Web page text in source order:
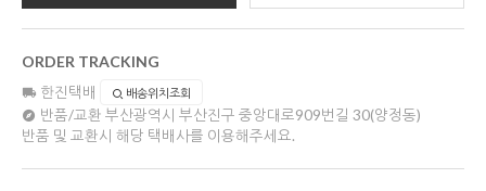
ORDER TRACKING
한진택배 배송위치조회
반품/교환 부산광역시 부산진구 중앙대로909번길 30(양정동)
반품 및 교환시 해당 택배사를 이용해주세요.